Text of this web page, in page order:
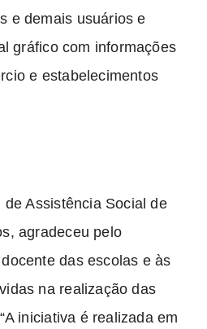
e demais usuários e
gráfico com informações
e estabelecimentos
Assistência Social de
agradeceu pelo
das escolas e às
na realização das
iniciativa é realizada em